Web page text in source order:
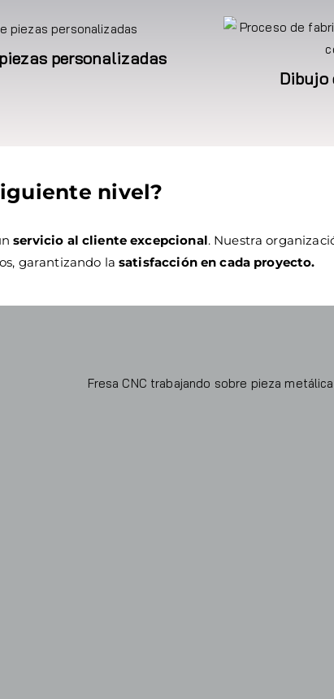
personalizadas
Dibujo
nivel?
servicio al cliente excepcional. Nuestra
garantizando lasatisfacción en cada proyecto.